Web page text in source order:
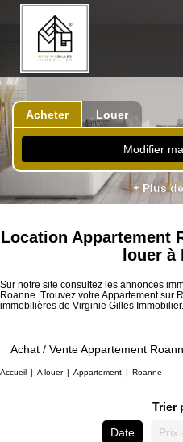
Acheter Louer
Modifier
+ Plus
Location Appartement
louer à
Sur notre site consultez les annonces
Roanne. Trouvez votre Appartement sur
immobilières de Virginie Gilles Immobilier.
Achat / Vente Appartement
Accueil A louer Appartement Roanne
Trier
Date
Prix